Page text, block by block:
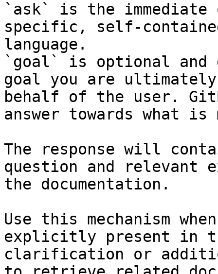
`ask` is the
specific, self-
language.
`goal` is optional and
goal you are
behalf of the user.
answer towards what
The response will
question and relevant
the documentation.
Use this mechanism
explicitly present in
clarification or